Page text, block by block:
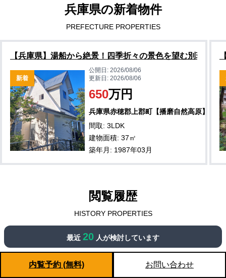
兵庫県の新着物件
PREFECTURE PROPERTIES
【兵庫県】湯船から絶景！四季折々の景色を望む別荘物件
新着
公開日:2026/08/06
更新日:2026/08/06
650万円
兵庫県赤穂郡上郡町【播磨自然高原】
間取: 3LDK
建物面積: 37㎡
築年月: 1987年03月
閲覧履歴
HISTORY PROPERTIES
※現在閲覧履歴データはありません。
新着田舎物件
最近 20 人が検討しています
内覧予約 (無料) お問い合わせ